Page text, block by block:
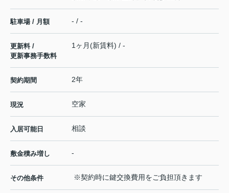
駐車場 / 月額 - / -
更新料 /
更新事務手数料
1ヶ月(新賃料) / -
契約期間 2年
現況 空家
入居可能日 相談
敷金積み増し -
その他条件 ※契約時に鍵交換費用をご負担頂きます